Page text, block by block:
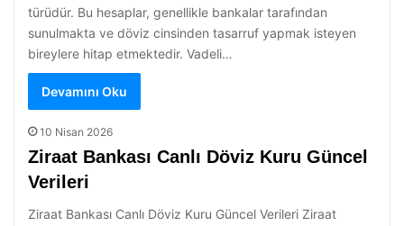
türüdür. Bu hesaplar, genellikle bankalar tarafından
sunulmakta ve döviz cinsinden tasarruf yapmak isteyen
bireylere hitap etmektedir. Vadeli…
Devamını Oku
10 Nisan 2026
Ziraat Bankası Canlı Döviz Kuru Güncel
Verileri
Ziraat Bankası Canlı Döviz Kuru Güncel Verileri Ziraat